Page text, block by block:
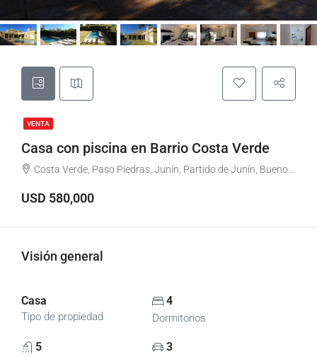
VENTA
Casa con piscina en Barrio Costa Verde
Costa Verde, Paso Piedras, Junín, Partido de Junín, Buenos Aires, Argentina
USD 580,000
Visión general
Casa
Tipo de propiedad
4
Dormitorios
5 3